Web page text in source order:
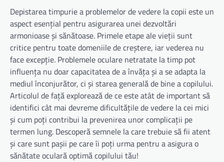
Depistarea timpurie a problemelor de vedere la copii este un
aspect esențial pentru asigurarea unei dezvoltări
armonioase și sănătoase. Primele etape ale vieții sunt
critice pentru toate domeniile de creștere, iar vederea nu
face excepție. Problemele oculare netratate la timp pot
influența nu doar capacitatea de a învăța și a se adapta la
mediul înconjurător, ci și starea generală de bine a copilului.
Articolul de față explorează de ce este atât de important să
identifici cât mai devreme dificultățile de vedere la cei mici
și cum poți contribui la prevenirea unor complicații pe
termen lung. Descoperă semnele la care trebuie să fii atent
și care sunt pașii pe care îi poți urma pentru a asigura o
sănătate oculară optimă copilului tău!